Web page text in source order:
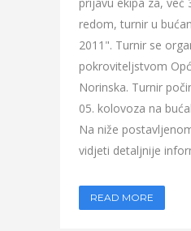
redom, turnir u
2011". Turnir se
pokroviteljstvom
Norinska. Turnir
05. kolovoza na
Na niže
vidjeti detaljnije
READ MORE